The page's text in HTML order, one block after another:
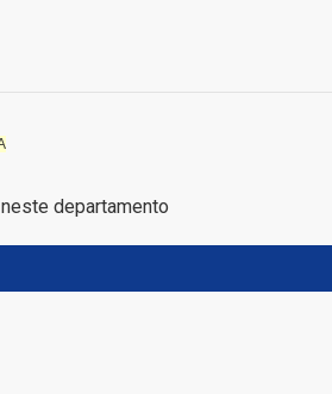
departamento